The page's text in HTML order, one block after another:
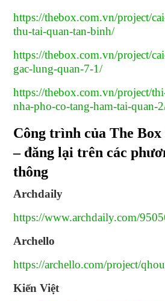
https://thebox.com.vn/project/
thu-tai-quan-tan-binh/
https://thebox.com.vn/project/
gac-lung-quan-7-1/
https://thebox.com.vn/project/
nha-pho-co-tang-ham-tai-quan-
Công trình của The
– đăng lại trên các
thông
Archdaily
https://www.archdaily.com/
Archello
https://archello.com/project/
Kiến Việt